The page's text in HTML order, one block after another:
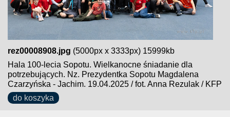
rez00008908.jpg (5000px x 3333px) 15999kb
Hala 100-lecia Sopotu. Wielkanocne śniadanie dla
potrzebujących. Nz. Prezydentka Sopotu Magdalena
Czarzyńska - Jachim. 19.04.2025 / fot. Anna Rezulak / KFP
do koszyka